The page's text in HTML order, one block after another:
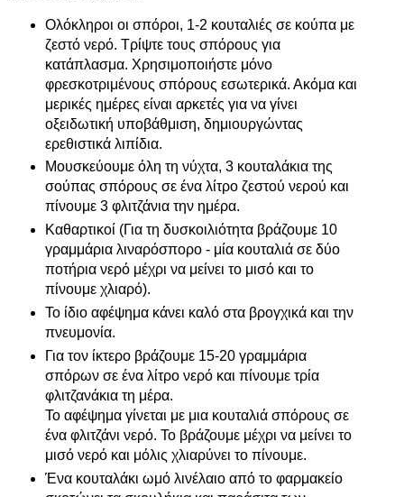
Ολόκληροι οι σπόροι, 1-2 κουταλιές σε κούπα με
ζεστό νερό. Τρίψτε τους σπόρους για
κατάπλασμα. Χρησιμοποιήστε μόνο
φρεσκοτριμένους σπόρους εσωτερικά. Ακόμα και
μερικές ημέρες είναι αρκετές για να γίνει
οξειδωτική υποβάθμιση, δημιουργώντας
ερεθιστικά λιπίδια.
Μουσκεύουμε όλη τη νύχτα, 3 κουταλάκια της
σούπας σπόρους σε ένα λίτρο ζεστού νερού και
πίνουμε 3 φλιτζάνια την ημέρα.
Καθαρτικοί (Για τη δυσκοιλιότητα βράζουμε 10
γραμμάρια λιναρόσπορο - μία κουταλιά σε δύο
ποτήρια νερό μέχρι να μείνει το μισό και το
πίνουμε χλιαρό).
Το ίδιο αφέψημα κάνει καλό στα βρογχικά και την
πνευμονία.
Για τον ίκτερο βράζουμε 15-20 γραμμάρια
σπόρων σε ένα λίτρο νερό και πίνουμε τρία
φλιτζανάκια τη μέρα.
Το αφέψημα γίνεται με μια κουταλιά σπόρους σε
ένα φλιτζάνι νερό. Το βράζουμε μέχρι να μείνει το
μισό νερό και μόλις χλιαρύνει το πίνουμε.
Ένα κουταλάκι ωμό λινέλαιο από το φαρμακείο